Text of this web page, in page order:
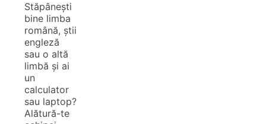
Stăpânești
bine limba
română, știi
engleză
sau o altă
limbă și ai
un
calculator
sau laptop?
Alătură-te